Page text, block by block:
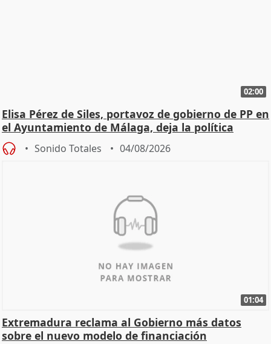
02:00
Elisa Pérez de Siles, portavoz de gobierno de PP en
el Ayuntamiento de Málaga, deja la política
Sonido Totales 04/08/2026
01:04
Extremadura reclama al Gobierno más datos
sobre el nuevo modelo de financiación